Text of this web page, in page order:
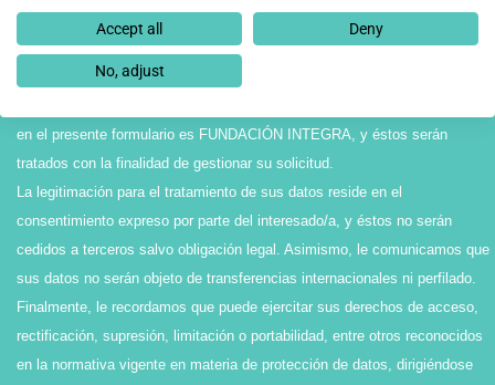
*En cumplimiento de la Ley Orgánica 3/2018, de 5 de diciembre, de
Protección de Datos personales y Garantía de los Derechos Digitales, le
en el presente formulario es FUNDACIÓN INTEGRA, y éstos serán
tratados con la finalidad de gestionar su solicitud.
La legitimación para el tratamiento de sus datos reside en el
consentimiento expreso por parte del interesado/a, y éstos no serán
cedidos a terceros salvo obligación legal. Asimismo, le comunicamos que
sus datos no serán objeto de transferencias internacionales ni perfilado.
Finalmente, le recordamos que puede ejercitar sus derechos de acceso,
rectificación, supresión, limitación o portabilidad, entre otros reconocidos
en la normativa vigente en materia de protección de datos, dirigiéndose
Accept all Deny
No, adjust